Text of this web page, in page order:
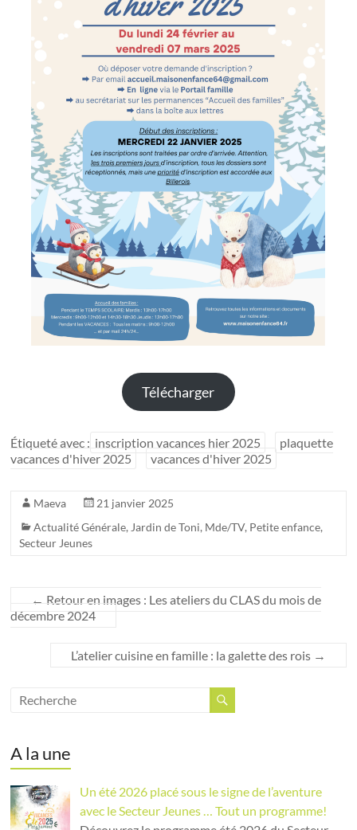
Télécharger
Étiqueté avec : inscription vacances hier 2025
plaquette
vacances d'hiver 2025
vacances d'hiver 2025
Maeva
21 janvier 2025
Actualité Générale, Jardin de Toni, Mde/TV, Petite enfance,
Secteur Jeunes
← Retour en images : Les ateliers du CLAS du mois de
décembre 2024
L’atelier cuisine en famille : la galette des rois →
A la une
Un été 2026 placé sous le signe de l’aventure
avec le Secteur Jeunes … Tout un programme!